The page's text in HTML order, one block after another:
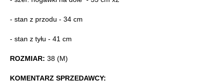
- stan z przodu - 34 cm
- stan z tyłu - 41 cm
ROZMIAR: 38 (M)
KOMENTARZ SPRZEDAWCY: